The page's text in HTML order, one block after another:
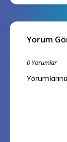
Yorum
0 Yorumlar